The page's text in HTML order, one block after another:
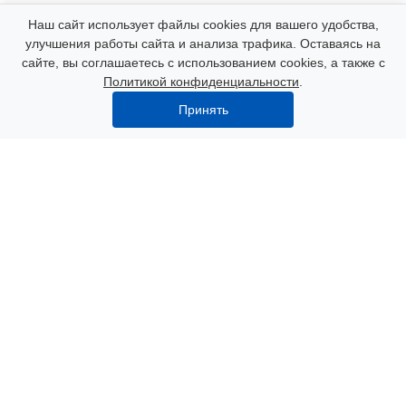
Компания
Каталог
Наш сайт использует файлы cookies для вашего удобства,
улучшения работы сайта и анализа трафика. Оставаясь на
сайте, вы соглашаетесь с использованием cookies, а также с
Политикой конфиденциальности
Принять